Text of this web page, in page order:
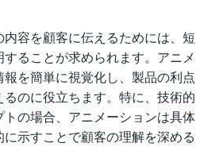
容を顧客に伝えるためには、短
ることが求められます。アニメ
を簡単に視覚化し、製品の利点
のに役立ちます。特に、技術的
の場合、アニメーションは具体
示すことで顧客の理解を深める